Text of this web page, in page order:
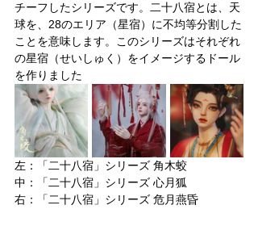
チーフしたシリーズです。二十八宿とは、天
球を、28のエリア（星宿）に不均等分割した
ことを意味します。このシリーズはそれぞれ
の星宿（せいしゅく）をイメージするドール
を作りました
左：「二十八宿」シリーズ 角木蛟
中：「二十八宿」シリーズ 心月狐
右：「二十八宿」シリーズ 危月燕昏